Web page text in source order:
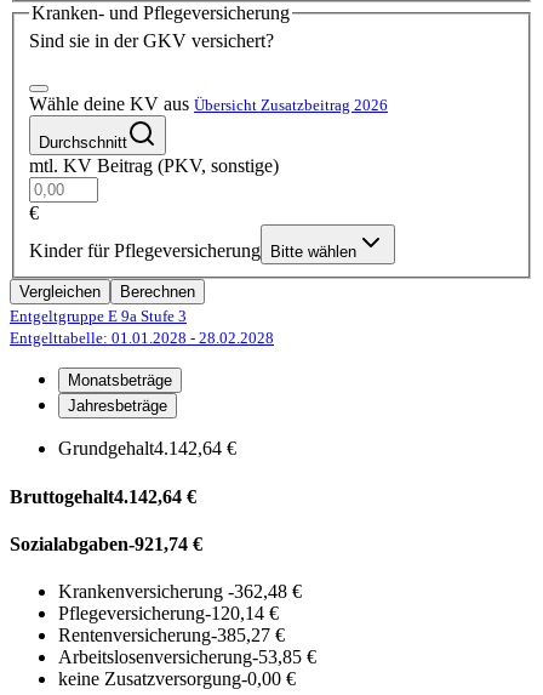
Kranken- und Pflegeversicherung
Sind sie in der GKV versichert?
Wähle deine KV aus Übersicht Zusatzbeitrag 2026
Durchschnitt
mtl. KV Beitrag (PKV, sonstige)
€
Kinder für Pflegeversicherung
Bitte wählen
Vergleichen
Berechnen
Entgeltgruppe E 9a Stufe 3
Entgelttabelle: 01.01.2028 - 28.02.2028
Monatsbeträge
Jahresbeträge
Grundgehalt4.142,64 €
Bruttogehalt4.142,64 €
Sozialabgaben-921,74 €
Krankenversicherung -362,48 €
Pflegeversicherung-120,14 €
Rentenversicherung-385,27 €
Arbeitslosenversicherung-53,85 €
keine Zusatzversorgung-0,00 €